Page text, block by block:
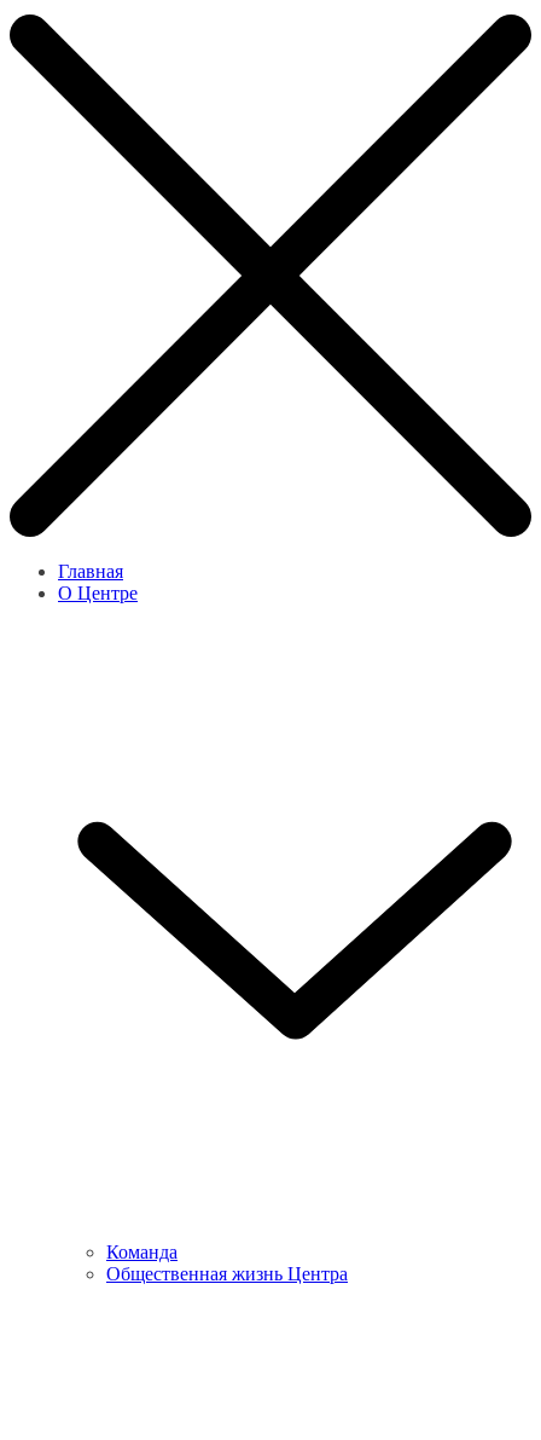
Главная
О Центре
Команда
Общественная жизнь Центра